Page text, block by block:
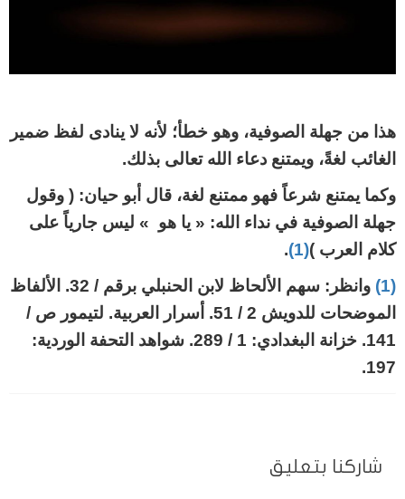
هذا من جهلة الصوفية، وهو خطأ؛ لأنه لا ينادى لفظ ضمير
الغائب لغةً، ويمتنع دعاء الله تعالى بذلك.
وكما يمتنع شرعاً فهو ممتنع لغة، قال أبو حيان: ( وقول
جهلة الصوفية في نداء الله: « يا هو » ليس جارياً على
كلام العرب )(1)
.
(1)
وانظر: سهم الألحاظ لابن الحنبلي برقم / 32. الألفاظ
الموضحات للدويش 2 / 51. أسرار العربية. لتيمور ص /
141. خزانة البغدادي: 1 / 289. شواهد التحفة الوردية:
197.
شاركنا بتعليق